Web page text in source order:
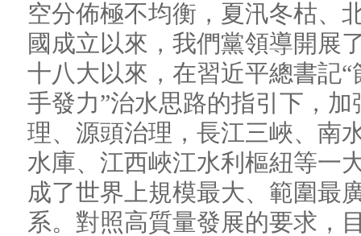
空分佈極不均衡，夏汛冬枯、
國成立以來，我們黨領導開展
十八大以來，在習近平總書記
手發力”治水思路的指引下，
理、源頭治理，長江三峽、南
水庫、江西峽江水利樞紐等一
成了世界上規模最大、範圍最
系。對照高質量發展的要求，